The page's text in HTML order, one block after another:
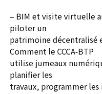
– BIM et visite virtuelle
piloter un
patrimoine décentralisé
Comment le CCCA‑BTP
utilise jumeaux
planifier les
travaux, programmer